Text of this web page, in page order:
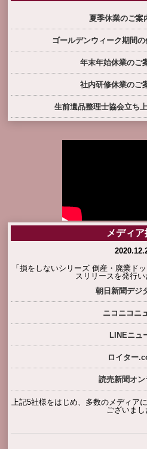
夏季休業のご案
ゴールデンウィーク期間
年末年始休業のご
社内研修休業のご
生前遺品整理士協会立ち
メディ
「損をしないシリーズ 倒産・廃業ド
スリリースを発行い
朝日新聞デジ
ニコニコニ
LINEニュ
ロイター
読売新聞オ
上記5社様をはじめ、多数のメディア
ございまし